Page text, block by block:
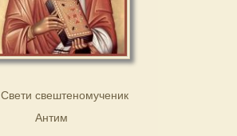
Свети свештеномученик
Антим